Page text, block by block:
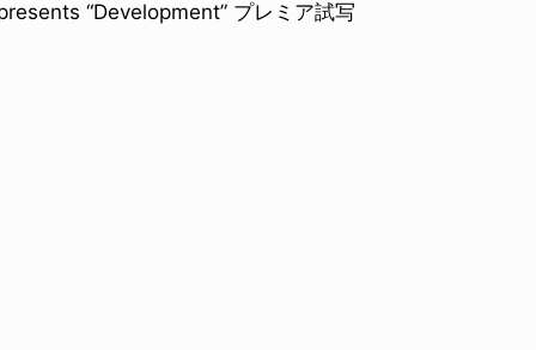
“Development” プレミア試写